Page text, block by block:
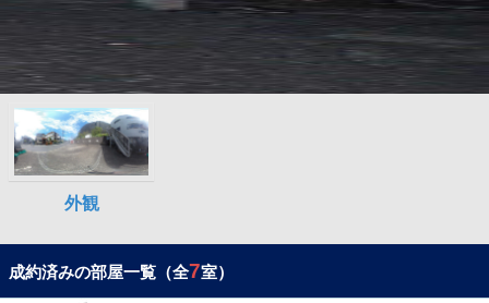
成約済みの部屋一覧（全7室）